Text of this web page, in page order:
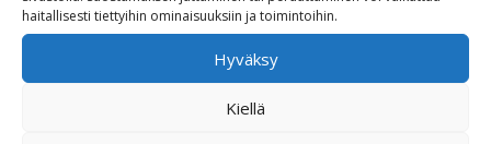
haitallisesti tiettyihin ominaisuuksiin ja toimintoihin.
Hyväksy
Kiellä